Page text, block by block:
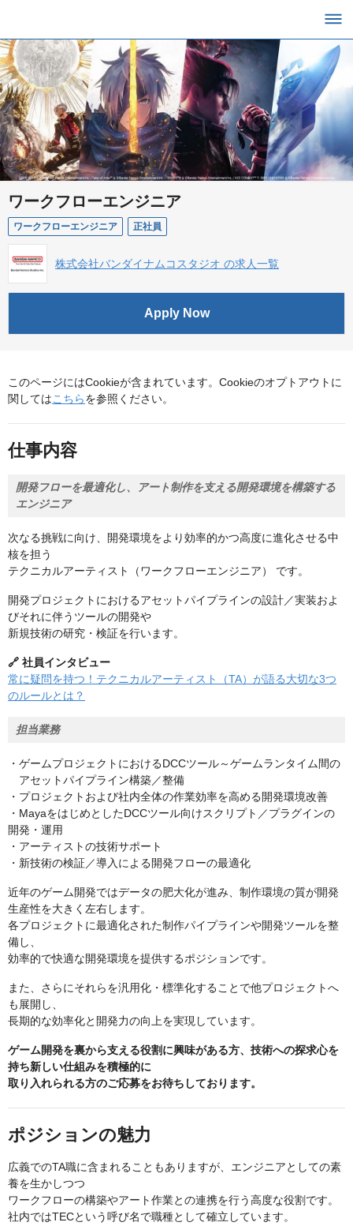
ワークフローエンジニア
ワークフローエンジニア 正社員
株式会社バンダイナムコスタジオ の求人一覧
Apply Now
このページにはCookieが含まれています。Cookieのオプトアウトに
関してはこちらを参照ください。
仕事内容
開発フローを最適化し、アート制作を支える開発環境を構築する
エンジニア
次なる挑戦に向け、開発環境をより効率的かつ高度に進化させる中
核を担う
テクニカルアーティスト（ワークフローエンジニア） です。
開発プロジェクトにおけるアセットパイプラインの設計／実装およ
びそれに伴うツールの開発や
新規技術の研究・検証を行います。
🔗 社員インタビュー
常に疑問を持つ！テクニカルアーティスト（TA）が語る大切な3つ
のルールとは？
担当業務
・ゲームプロジェクトにおけるDCCツール～ゲームランタイム間の
アセットパイプライン構築／整備
・プロジェクトおよび社内全体の作業効率を高める開発環境改善
・MayaをはじめとしたDCCツール向けスクリプト／プラグインの
開発・運用
・アーティストの技術サポート
・新技術の検証／導入による開発フローの最適化
近年のゲーム開発ではデータの肥大化が進み、制作環境の質が開発
生産性を大きく左右します。
各プロジェクトに最適化された制作パイプラインや開発ツールを整
備し、
効率的で快適な開発環境を提供するポジションです。
また、さらにそれらを汎用化・標準化することで他プロジェクトへ
も展開し、
長期的な効率化と開発力の向上を実現しています。
ゲーム開発を裏から支える役割に興味がある方、技術への探求心を
持ち新しい仕組みを積極的に
取り入れられる方のご応募をお待ちしております。
ポジションの魅力
広義でのTA職に含まれることもありますが、エンジニアとしての素
養を生かしつつ
ワークフローの構築やアート作業との連携を行う高度な役割です。
社内ではTECという呼び名で職種として確立しています。